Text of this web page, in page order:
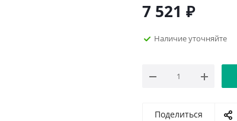
7 521 ₽
Наличие уточняйте
Поделиться